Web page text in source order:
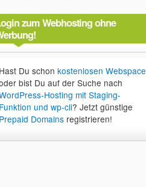
zum Webhosting ohne
Hast Du schon kostenlosen Webspace
bist Du auf der Suche nach
Hosting mit Staging-
Funktion und wp-cli? Jetzt günstige
Prepaid Domainsregistrieren!